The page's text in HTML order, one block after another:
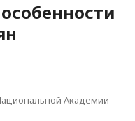
Академии